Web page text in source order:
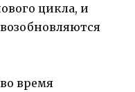
цикла, и
время